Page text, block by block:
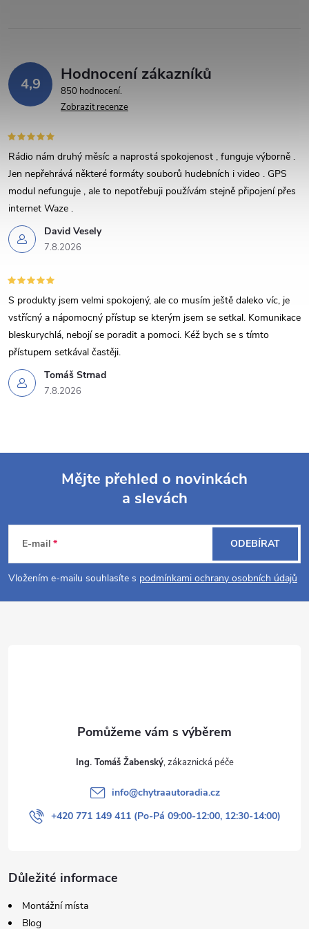
v
k
v
ý
p
i
s
u
4,9 Hodnocení zákazníků
850 hodnocení
Zobrazit recenze
David Vesely
7.8.2026
Rádio nám druhý měsíc a naprostá spokojenost , funguje výborně .
Jen nepřehrává některé formáty souborů hudebních i video . GPS
modul nefunguje , ale to nepotřebuji používám stejně připojení přes
internet Waze .
Tomáš Strnad
7.8.2026
S produkty jsem velmi spokojený, ale co musím ještě daleko víc, je
vstřícný a nápomocný přístup se kterým jsem se setkal. Komunikace
bleskurychlá, nebojí se poradit a pomoci. Kéž bych se s tímto
přístupem setkával častěji.
p
Mějte přehled o novinkách
a slevách
E-mail
Vložením e-mailu souhlasíte s podmínkami ochrany osobních údajů
ODEBÍRAT
Ing. Tomáš Žabenský
info@chytraautoradia.cz
+420 771 149 411 (Po-Pá 09:00-12:00, 12:30-14:00)
Důležité informace
Montážní místa
Blog